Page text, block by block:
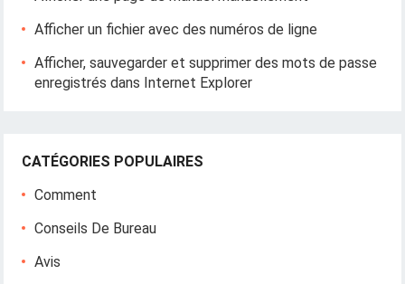
Afficher un fichier avec des numéros de ligne
Afficher, sauvegarder et supprimer des mots de passe
enregistrés dans Internet Explorer
CATÉGORIES POPULAIRES
Comment
Conseils De Bureau
Avis